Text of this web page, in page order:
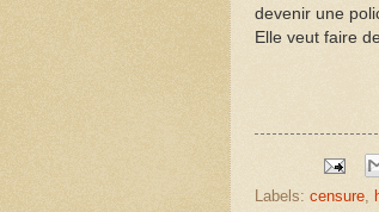
devenir une
Elle veut faire
Labels: censure,